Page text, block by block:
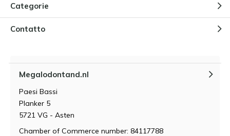
Categorie
Contatto
Megalodontand.nl
Paesi Bassi
Planker 5
5721 VG - Asten
Chamber of Commerce number: 84117788